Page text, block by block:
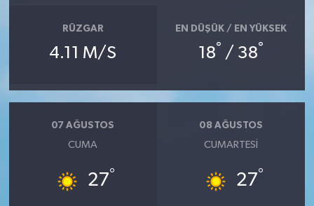
RÜZGAR
4.11 M/S
EN DÜŞÜK / EN YÜKSEK
18° / 38°
07 AĞUSTOS
CUMA
27°
08 AĞUSTOS
CUMARTESI
27°